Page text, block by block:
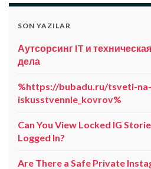
SON YAZILAR
Аутсорсинг IT и
дела
%https://bubadu.ru/tsveti-
iskusstvennie_kovrov%
Can You View Locked IG
Logged In?
Are There a Safe Private